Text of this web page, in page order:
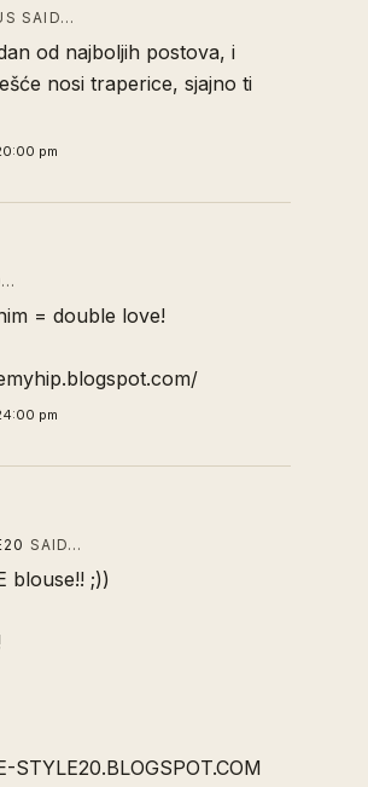
SAID…
od najboljih postova, i
nosi traperice, sjajno ti
pm
= double love!
pm
SAID…
blouse!! ;))
STYLE20.BLOGSPOT.COM